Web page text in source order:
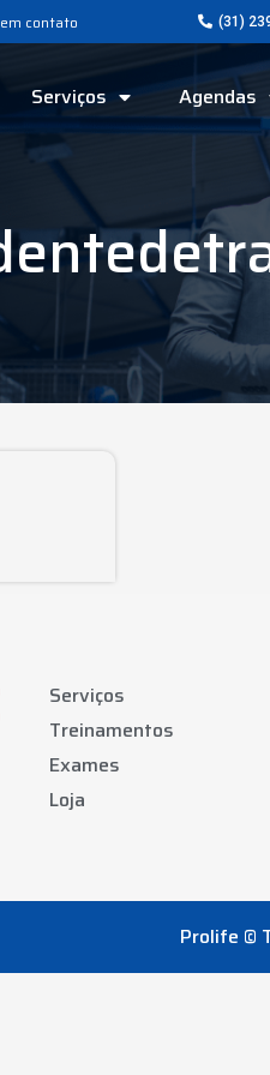
contato (31)
Serviços Agendas
Serviços
Treinamentos
Exames
Loja
Prolife ©